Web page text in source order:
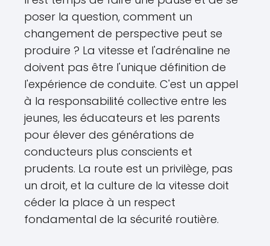
poser la question, comment un
changement de perspective peut se
produire ? La vitesse et l'adrénaline ne
doivent pas être l'unique définition de
l'expérience de conduite. C'est un appel
à la responsabilité collective entre les
jeunes, les éducateurs et les parents
pour élever des générations de
conducteurs plus conscients et
prudents. La route est un privilège, pas
un droit, et la culture de la vitesse doit
céder la place à un respect
fondamental de la sécurité routière.